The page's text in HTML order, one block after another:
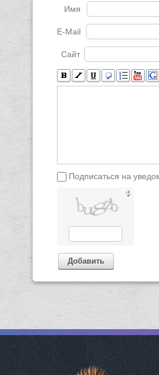
Имя
E-Mail
Сайт
Подписаться на
Добавить